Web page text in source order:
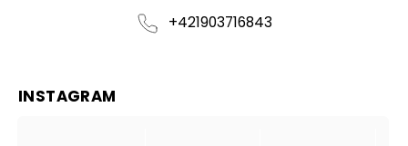
+421903716843
INSTAGRAM